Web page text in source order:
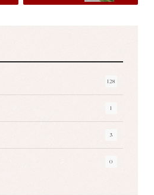
のクリーン作
128
1
3
0